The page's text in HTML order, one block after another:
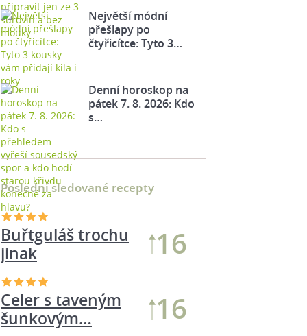
Největší módní
přešlapy po
čtyřicítce: Tyto 3…
Denní horoskop na
pátek 7. 8. 2026: Kdo
s…
Poslední sledované recepty
Buřtguláš trochu
jinak
18
Cibulovo-
bramborový koláč
18